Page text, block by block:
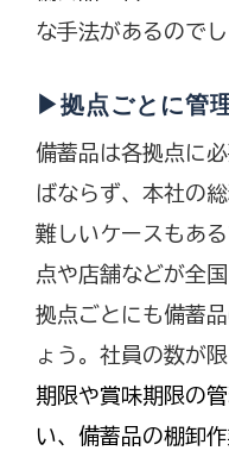
な手法があるのでし
▶拠点ごとに管
備蓄品は各拠点に
ばならず、本社の
難しいケースもあ
点や店舗などが全
拠点ごとにも備蓄
ょう。社員の数が
期限や賞味期限の
い、備蓄品の棚卸